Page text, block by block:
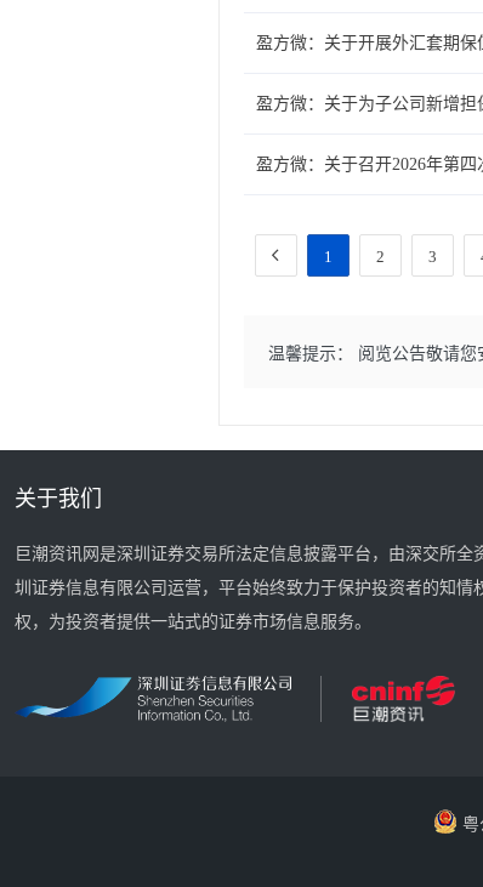
盈方微：关于开展外汇套期保
盈方微：关于为子公司新增担
盈方微：关于召开2026年第
1 2 3
温馨提示： 阅览公告敬请您
关于我们
巨潮资讯网是深圳证券交易所法定信息披露平台，由深交所全
圳证券信息有限公司运营，平台始终致力于保护投资者的知情
权，为投资者提供一站式的证券市场信息服务。
粤